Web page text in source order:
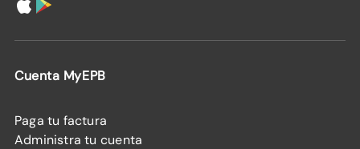
Cuenta MyEPB
Paga tu factura
Administra tu cuenta